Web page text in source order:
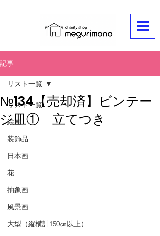
記事
リスト一覧
絵画
装飾品
日本画
花
抽象画
風景画
大型（縦横計150㎝以上）
リスト一覧
№134【売却済】ビンテー
ジ皿① 立てつき